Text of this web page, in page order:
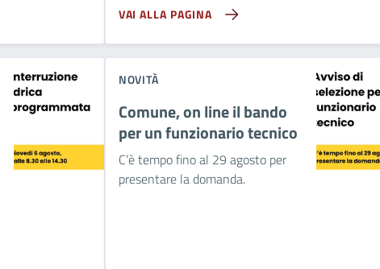
VAI ALLA PAGINA
NOVITÀ
Comune, on line il bando
per un funzionario tecnico
C’è tempo fino al 29 agosto per
presentare la domanda.